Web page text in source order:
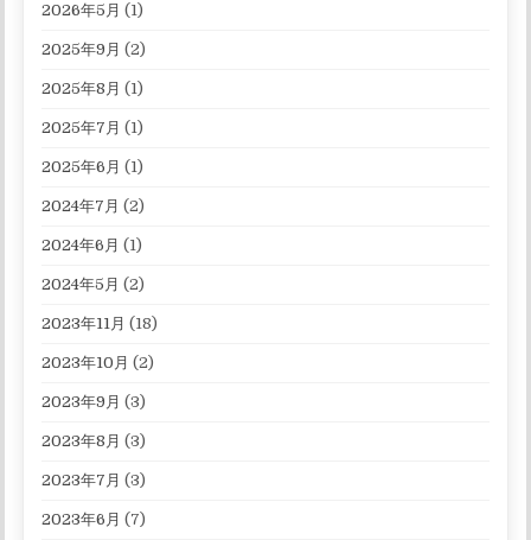
2026年5月 (1)
2025年9月 (2)
2025年8月 (1)
2025年7月 (1)
2025年6月 (1)
2024年7月 (2)
2024年6月 (1)
2024年5月 (2)
2023年11月 (18)
2023年10月 (2)
2023年9月 (3)
2023年8月 (3)
2023年7月 (3)
2023年6月 (7)